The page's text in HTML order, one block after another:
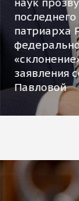
патриарха
заявления
Павловой